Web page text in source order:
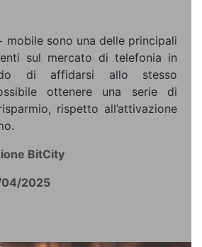
mobile sono una delle principali
sul mercato di telefonia in
di affidarsi allo stesso
ottenere una serie di
rispetto all’attivazione
BitCity
2025